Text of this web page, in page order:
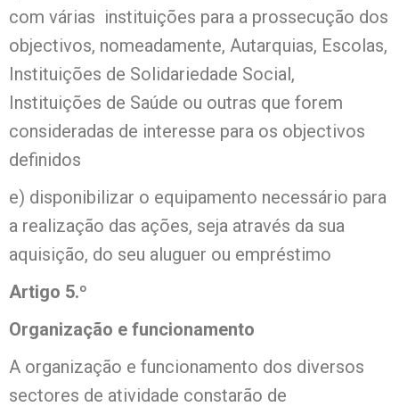
com várias instituições para a prossecução dos
objectivos, nomeadamente, Autarquias, Escolas,
Instituições de Solidariedade Social,
Instituições de Saúde ou outras que forem
consideradas de interesse para os objectivos
definidos
e) disponibilizar o equipamento necessário para
a realização das ações, seja através da sua
aquisição, do seu aluguer ou empréstimo
Artigo 5.º
Organização e funcionamento
A organização e funcionamento dos diversos
sectores de atividade constarão de